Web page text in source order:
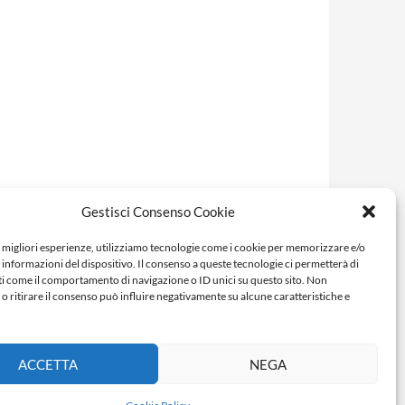
Gestisci Consenso Cookie
esperienze, utilizziamo tecnologie come i cookie per memorizzare e/o
informazioni del dispositivo. Il consenso a queste tecnologie ci permetterà di
come il comportamento di navigazione o ID unici su questo sito. Non
ritirare il consenso può influire negativamente su alcune caratteristiche e
ACCETTA NEGA